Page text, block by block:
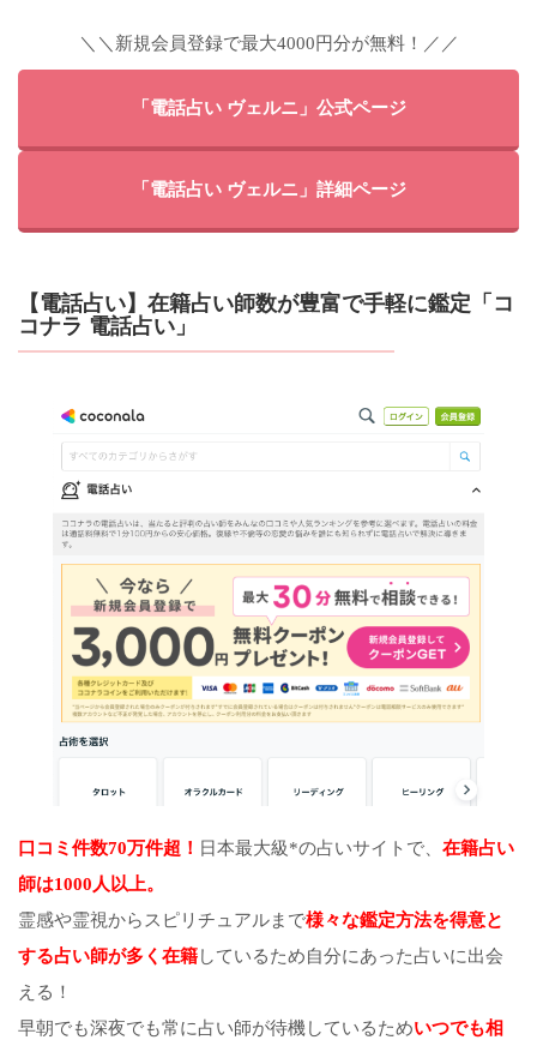
＼＼新規会員登録で最大4000円分が無料！／／
「電話占い ヴェルニ」公式ページ
「電話占い ヴェルニ」詳細ページ
【電話占い】在籍占い師数が豊富で手軽に鑑定「コ
コナラ 電話占い」
口コミ件数70万件超！ 日本最大級*の占いサイトで、 在籍占い
師は1000人以上。
霊感や霊視からスピリチュアルまで様々な鑑定方法を得意と
する占い師が多く在籍しているため自分にあった占いに出会
える！
早朝でも深夜でも常に占い師が待機しているためいつでも相